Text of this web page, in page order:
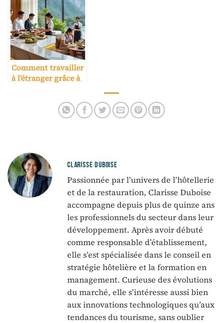
Comment travailler
à l’étranger grâce à
CLARISSE DUBOISE
Passionnée par l’univers de l’hôtellerie
et de la restauration, Clarisse Duboise
accompagne depuis plus de quinze ans
les professionnels du secteur dans leur
développement. Après avoir débuté
comme responsable d’établissement,
elle s’est spécialisée dans le conseil en
stratégie hôtelière et la formation en
management. Curieuse des évolutions
du marché, elle s’intéresse aussi bien
aux innovations technologiques qu’aux
tendances du tourisme, sans oublier